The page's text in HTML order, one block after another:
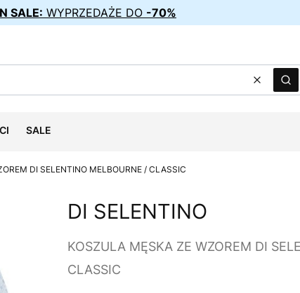
SALE: WYPRZEDAŻE DO -70%
Wyczyść
SALE
DI SELENTINO MELBOURNE / CLASSIC
DI SELENTINO
KOSZULA MĘSKA ZE WZOREM DI
CLASSIC